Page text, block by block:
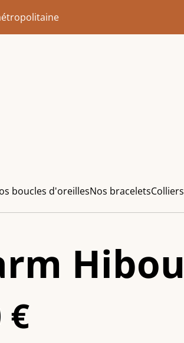
boucles d'oreillesNos braceletsColliers
Hibou
€